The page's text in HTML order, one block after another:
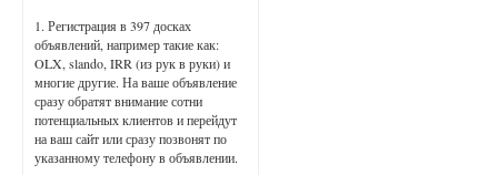
1. Регистрация в 397 досках
объявлений, например такие как:
OLX, slando, IRR (из рук в руки) и
многие другие. На ваше объявление
сразу обратят внимание сотни
потенциальных клиентов и перейдут
на ваш сайт или сразу позвонят по
указанному телефону в объявлении.